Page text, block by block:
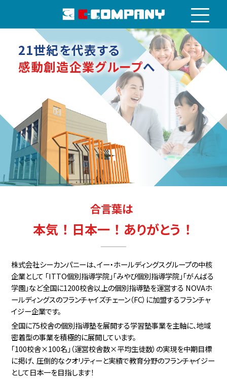
21世紀を代表する
感動創造企業グループへ
合言葉は
本気！ 日本一！ ありがとう！
株式会社シーカンパニーは、イー・ホールディングスグループの中核
企業として 「ITTO個別指導学院」「みやび個別指導学院」「がんばる
学園」など全国に1200校舎以上の個別指導塾を運営する NOVAホ
ールディングスのフランチャイズチェーン（FC）に加盟するフランチャ
イジー企業です。
全国に75校舎の個別指導塾を展開する学習塾事業を主軸に、地域
密着型の事業を積極的に展開しています。
「100校舎×100名」（運営校舎数×平均生徒数）の実現を中期目標
に掲げ、 圧倒的なクオリティーと実績で教育分野のフランチャイジー
として日本一を目指します！